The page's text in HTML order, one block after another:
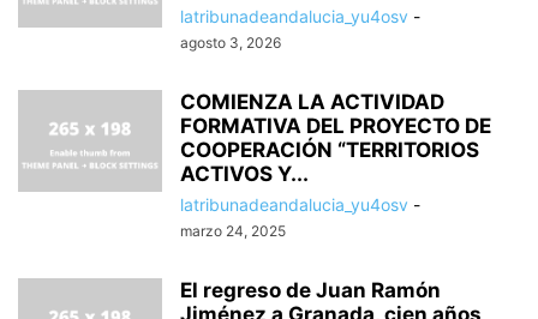
latribunadeandalucia_yu4osv -
agosto 3, 2026
COMIENZA LA ACTIVIDAD
FORMATIVA DEL PROYECTO DE
COOPERACIÓN “TERRITORIOS
ACTIVOS Y...
latribunadeandalucia_yu4osv -
marzo 24, 2025
El regreso de Juan Ramón